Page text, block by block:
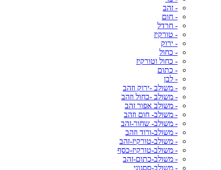
- זהב
- חום
- חרדל
- טורקיז
- ירוק
- כחול
- כחול וטורקיז
- כתום
- לבן
- משולב -ירוק וזהב
- משולב -כחול וזהב
- משולב אפור זהב
- משולב- חום וזהב
- משולב- שחור-זהב
- משולב-ורוד וזהב
- משולב-טורקיז-זהב
- משולב-טורקיז-כסף
- משולב-כתום-זהב
- משולב-ססגוני